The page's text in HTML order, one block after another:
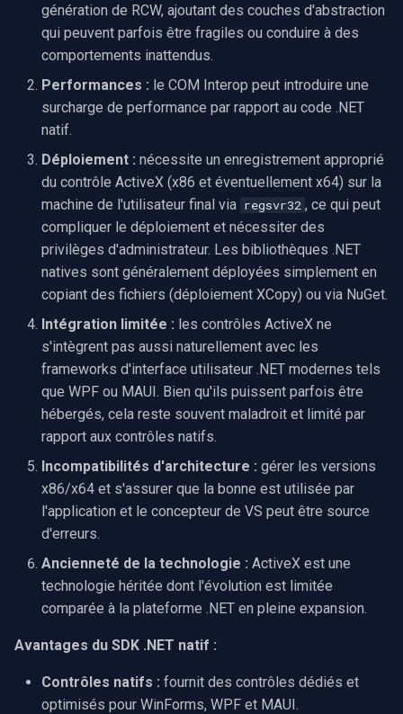
génération de RCW, ajoutant des couches d'abstraction
qui peuvent parfois être fragiles ou conduire à des
comportements inattendus.
Performances : le COM Interop peut introduire une
surcharge de performance par rapport au code .NET
natif.
Déploiement : nécessite un enregistrement approprié
du contrôle ActiveX (x86 et éventuellement x64) sur la
machine de l'utilisateur final via regsvr32 , ce qui peut
compliquer le déploiement et nécessiter des
privilèges d'administrateur. Les bibliothèques .NET
natives sont généralement déployées simplement en
copiant des fichiers (déploiement XCopy) ou via NuGet.
Intégration limitée : les contrôles ActiveX ne
s'intègrent pas aussi naturellement avec les
frameworks d'interface utilisateur .NET modernes tels
que WPF ou MAUI. Bien qu'ils puissent parfois être
hébergés, cela reste souvent maladroit et limité par
rapport aux contrôles natifs.
Incompatibilités d'architecture : gérer les versions
x86/x64 et s'assurer que la bonne est utilisée par
l'application et le concepteur de VS peut être source
d'erreurs.
Ancienneté de la technologie : ActiveX est une
technologie héritée dont l'évolution est limitée
comparée à la plateforme .NET en pleine expansion.
Avantages du SDK .NET natif :
Contrôles natifs : fournit des contrôles dédiés et
optimisés pour WinForms, WPF et MAUI.